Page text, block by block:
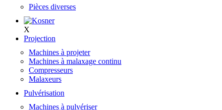
Pièces diverses
X
Projection
Machines à projeter
Machines à malaxage continu
Compresseurs
Malaxeurs
Pulvérisation
Machines à pulvériser